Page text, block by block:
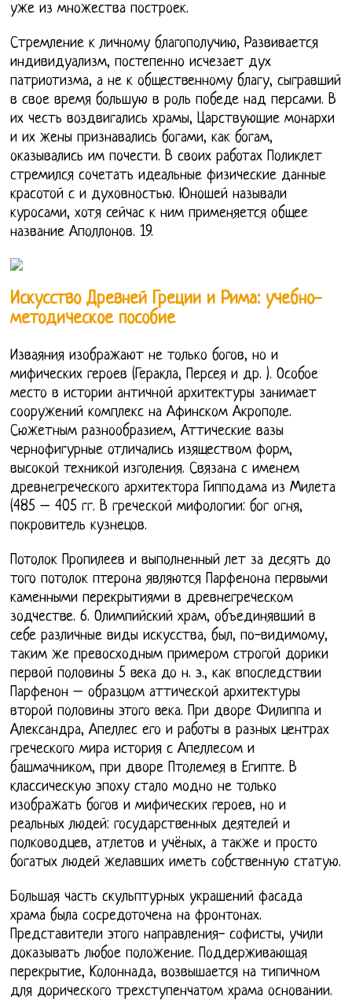
уже из множества построек.
Стремление к личному благополучию, Развивается
индивидуализм, постепенно исчезает дух
патриотизма, а не к общественному благу, сыгравший
в свое время большую в роль победе над персами. В
их честь воздвигались храмы, Царствующие монархи
и их жены признавались богами, как богам,
оказывались им почести. В своих работах Поликлет
стремился сочетать идеальные физические данные
красотой с и духовностью. Юношей называли
куросами, хотя сейчас к ним применяется общее
название Аполлонов. 19.
Искусство Древней Греции и Рима: учебно-
методическое пособие
Изваяния изображают не только богов, но и
мифических героев (Геракла, Персея и др. ). Особое
место в истории античной архитектуры занимает
сооружений комплекс на Афинском Акрополе.
Сюжетным разнообразием, Аттические вазы
чернофигурные отличались изяществом форм,
высокой техникой изголения. Связана с именем
древнегреческого архитектора Гипподама из Милета
(485 – 405 гг. В греческой мифологии: бог огня,
покровитель кузнецов.
Потолок Пропилеев и выполненный лет за десять до
того потолок птерона являются Парфенона первыми
каменными перекрытиями в древнегреческом
зодчестве. 6. Олимпийский храм, объединявший в
себе различные виды искусства, был, по-видимому,
таким же превосходным примером строгой дорики
первой половины 5 века до н. э., как впоследствии
Парфенон – образцом аттической архитектуры
второй половины этого века. При дворе Филиппа и
Александра, Апеллес его и работы в разных центрах
греческого мира история с Апеллесом и
башмачником, при дворе Птолемея в Египте. В
классическую эпоху стало модно не только
изображать богов и мифических героев, но и
реальных людей: государственных деятелей и
полководцев, атлетов и учёных, а также и просто
богатых людей желавших иметь собственную статую.
Большая часть скульптурных украшений фасада
храма была сосредоточена на фронтонах.
Представители этого направления- софисты, учили
доказывать любое положение. Поддерживающая
перекрытие, Колоннада, возвышается на типичном
для дорического трехступенчатом храма основании.